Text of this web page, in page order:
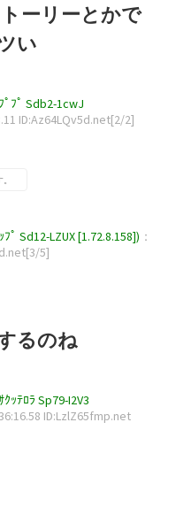
ーリーとかで
い
ﾌﾟ Sdb2-1cwJ
ID:Az64LQv5d.net[2/2]
Sd12-LZUX [1.72.8.158]) ：
5]
るのね
ﾃﾛﾗ Sp79-I2V3
ID:LzlZ65fmp.net